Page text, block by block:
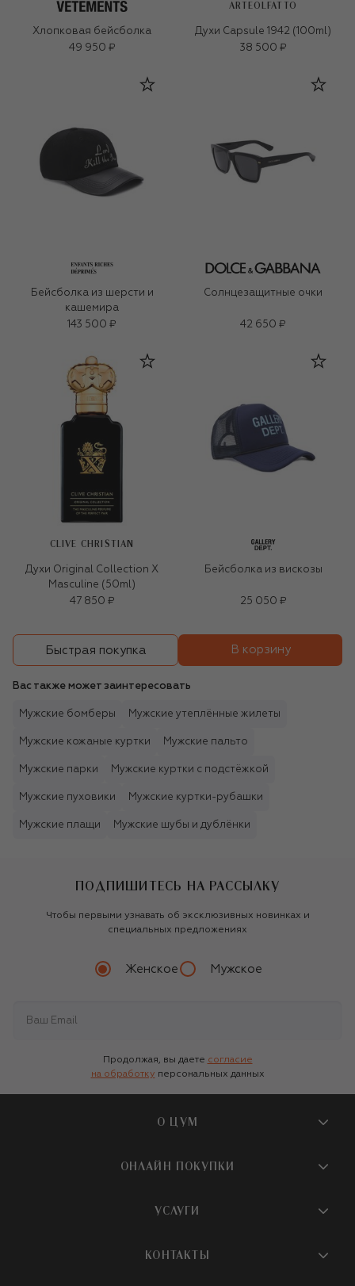
Хлопковая бейсболка
49 950 ₽
ARTEOLFATTO
Духи Capsule 1942 (100ml)
38 500 ₽
Бейсболка из шерсти и
кашемира
143 500 ₽
Солнцезащитные очки
42 650 ₽
CLIVE CHRISTIAN
Духи Original Collection X
Masculine (50ml)
47 850 ₽
Бейсболка из вискозы
25 050 ₽
Быстрая покупка В корзину
Вас также может заинтересовать
Мужские бомберы Мужские утеплённые жилеты
Мужские кожаные куртки Мужские пальто
Мужские парки Мужские куртки с подстёжкой
Мужские пуховики Мужские куртки-рубашки
Мужские плащи Мужские шубы и дублёнки
ПОДПИШИТЕСЬ НА РАССЫЛКУ
Чтобы первыми узнавать об эксклюзивных новинках и
специальных предложениях
Женское Мужское
Продолжая, вы даете согласие
на обработку персональных данных
О ЦУМ
О магазине
Бутики и ПВЗ ЦУМ
ОНЛАЙН ПОКУПКИ
Доставка
УСЛУГИ
КОНТАКТЫ